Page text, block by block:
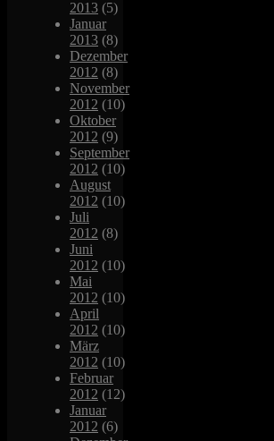
2013 (5)
Januar
2013 (8)
Dezember
2012 (8)
November
2012 (10)
Oktober
2012 (9)
September
2012 (10)
August
2012 (10)
Juli
2012 (8)
Juni
2012 (10)
Mai
2012 (10)
April
2012 (10)
März
2012 (10)
Februar
2012 (12)
Januar
2012 (6)